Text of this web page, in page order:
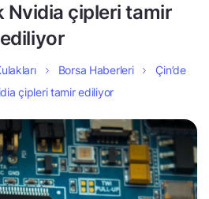
Nvidia çipleri tamir
ediliyor
Borsa Haberleri
Çin’de
çipleri tamir ediliyor